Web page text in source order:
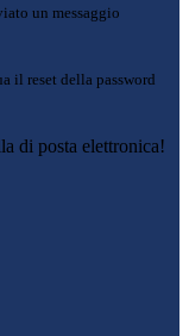
un messaggio
il reset della password
di posta elettronica!